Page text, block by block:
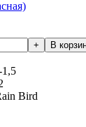
1,5
Bird